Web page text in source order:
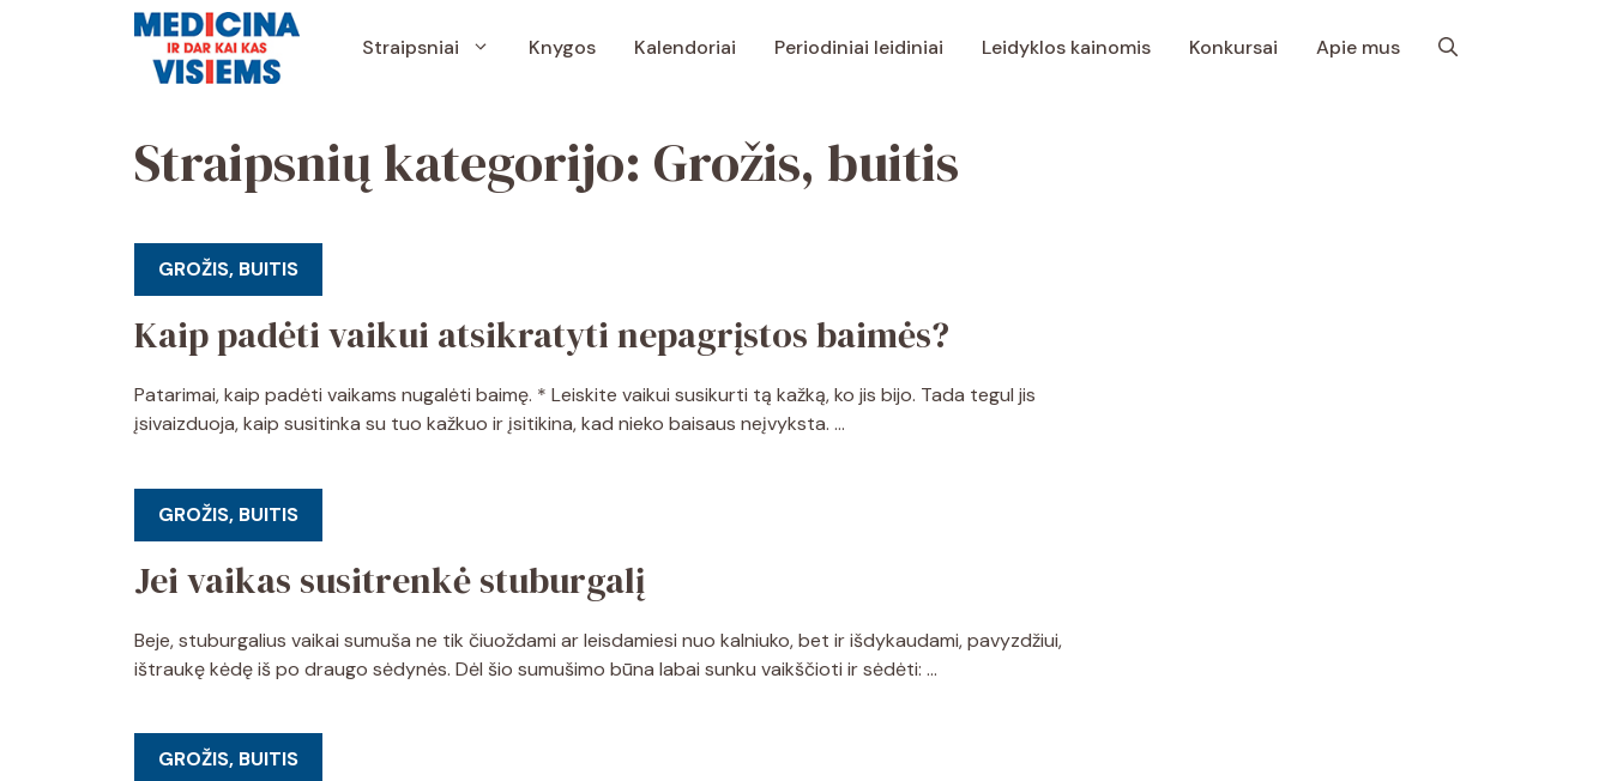
Straipsniai Knygos Kalendoriai Periodiniai leidiniai Leidyklos kainomis Konkursai Apie mus
Straipsnių kategorijo: Grožis, buitis
GROŽIS, BUITIS
Kaip padėti vaikui atsikratyti nepagrįstos baimės?
Patarimai, kaip padėti vaikams nugalėti baimę. * Leiskite vaikui susikurti tą kažką, ko jis bijo. Tada tegul jis
įsivaizduoja, kaip susitinka su tuo kažkuo ir įsitikina, kad nieko baisaus neįvyksta. …
GROŽIS, BUITIS
Jei vaikas susitrenkė stuburgalį
Beje, stuburgalius vaikai sumuša ne tik čiuoždami ar leisdamiesi nuo kalniuko, bet ir išdykaudami, pavyzdžiui,
ištraukę kėdę iš po draugo sėdynės. Dėl šio sumušimo būna labai sunku vaikščioti ir sėdėti: …
GROŽIS, BUITIS